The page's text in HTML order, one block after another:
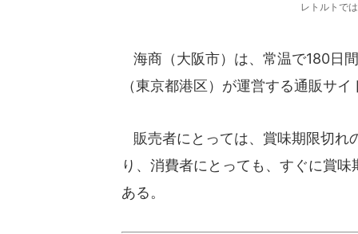
レトルトで
海商（大阪市）は、常温で180日
（東京都港区）が運営する通販サ
販売者にとっては、賞味期限切れ
り、消費者にとっても、すぐに賞
ある。